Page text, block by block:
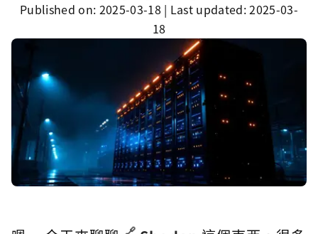
Published on: 2025-03-18 | Last updated:2025-03-
18